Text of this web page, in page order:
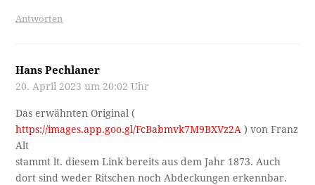
Antworten
Hans Pechlaner
20. April 2023 um 20:02 Uhr
Das erwähnten Original (
https://images.app.goo.gl/FcBabmvk7M9BXVz2A ) von Franz
Alt
stammt lt. diesem Link bereits aus dem Jahr 1873. Auch
dort sind weder Ritschen noch Abdeckungen erkennbar.